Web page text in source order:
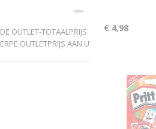
OUTLET-TOTAALPRIJS
OUTLETPRIJS AAN U
€ 4,98